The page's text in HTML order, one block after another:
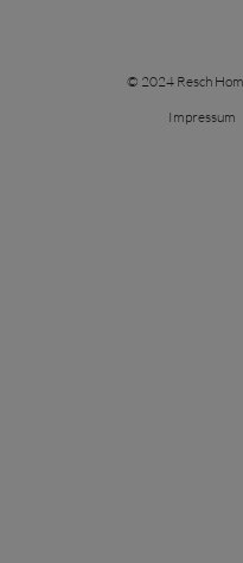
© 2024 Resch
Impressum